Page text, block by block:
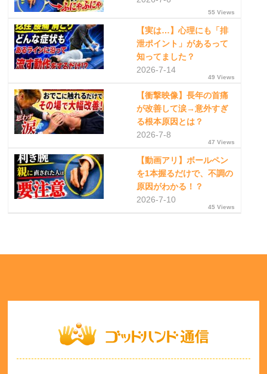
55 Views
【実は…】心理にも「排
泄ポイント」があるって
知ってました？
2026-7-14
49 Views
【衝撃映像】長年の首痛
が改善して涙→意外すぎ
る根本原因とは？
2026-7-8
47 Views
【動画アリ】ボールペン
を1本握るだけで、不調の
原因がわかる！？
2026-7-10
45 Views